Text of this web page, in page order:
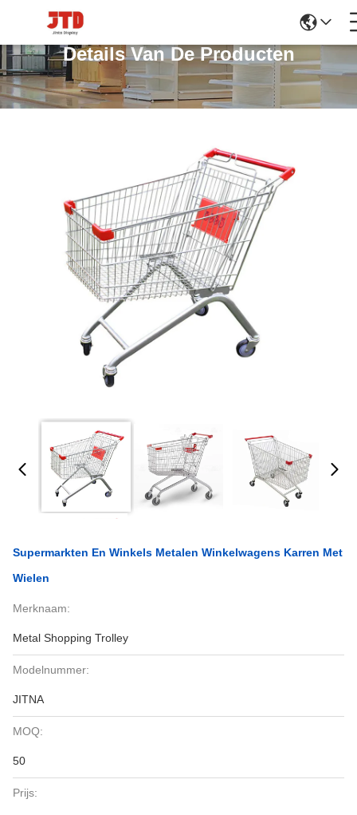
Details Van De Producten
Supermarkten En Winkels Metalen Winkelwagens Karren Met
Wielen
Merknaam:
Metal Shopping Trolley
Modelnummer:
JITNA
MOQ:
50
Prijs: